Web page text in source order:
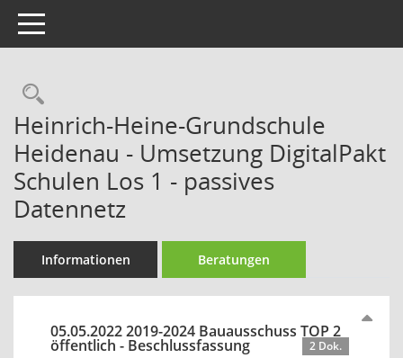
Toggle navigation
Rechercheauswahl
Heinrich-Heine-Grundschule
Heidenau - Umsetzung DigitalPakt
Schulen Los 1 - passives
Datennetz
Informationen Beratungen
05.05.2022 2019-2024 Bauausschuss TOP 2
öffentlich - Beschlussfassung 2 Dok.